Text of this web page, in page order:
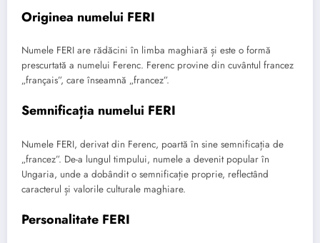
Originea numelui FERI
Numele FERI are rădăcini în limba maghiară și este o formă
prescurtată a numelui Ferenc. Ferenc provine din cuvântul francez
„français”, care înseamnă „francez”.
Semnificația numelui FERI
Numele FERI, derivat din Ferenc, poartă în sine semnificația de
„francez”. De-a lungul timpului, numele a devenit popular în
Ungaria, unde a dobândit o semnificație proprie, reflectând
caracterul și valorile culturale maghiare.
Personalitate FERI